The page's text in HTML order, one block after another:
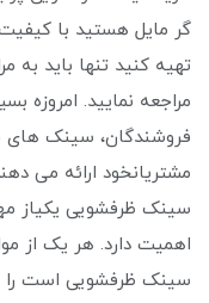
گر مایل هستید با
تهیه کنید تنها باید
مراجعه نمایید. امروزه
فروشندگان، سینک های
مشتریانخود ارائه می
سینک ظرفشویی یکیاز
اهمیت دارد. هر یک از
سینک ظرفشویی است را